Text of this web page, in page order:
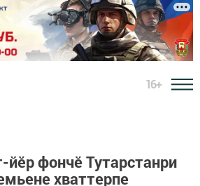
16+
фончӗ Тутарстанри
хваттерпе